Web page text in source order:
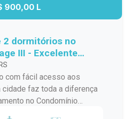
e um imóvel com
900,00 L
2 dormitórios no
III - Excelente
Duque de
com fácil acesso aos
faz toda a diferença
no Condomínio